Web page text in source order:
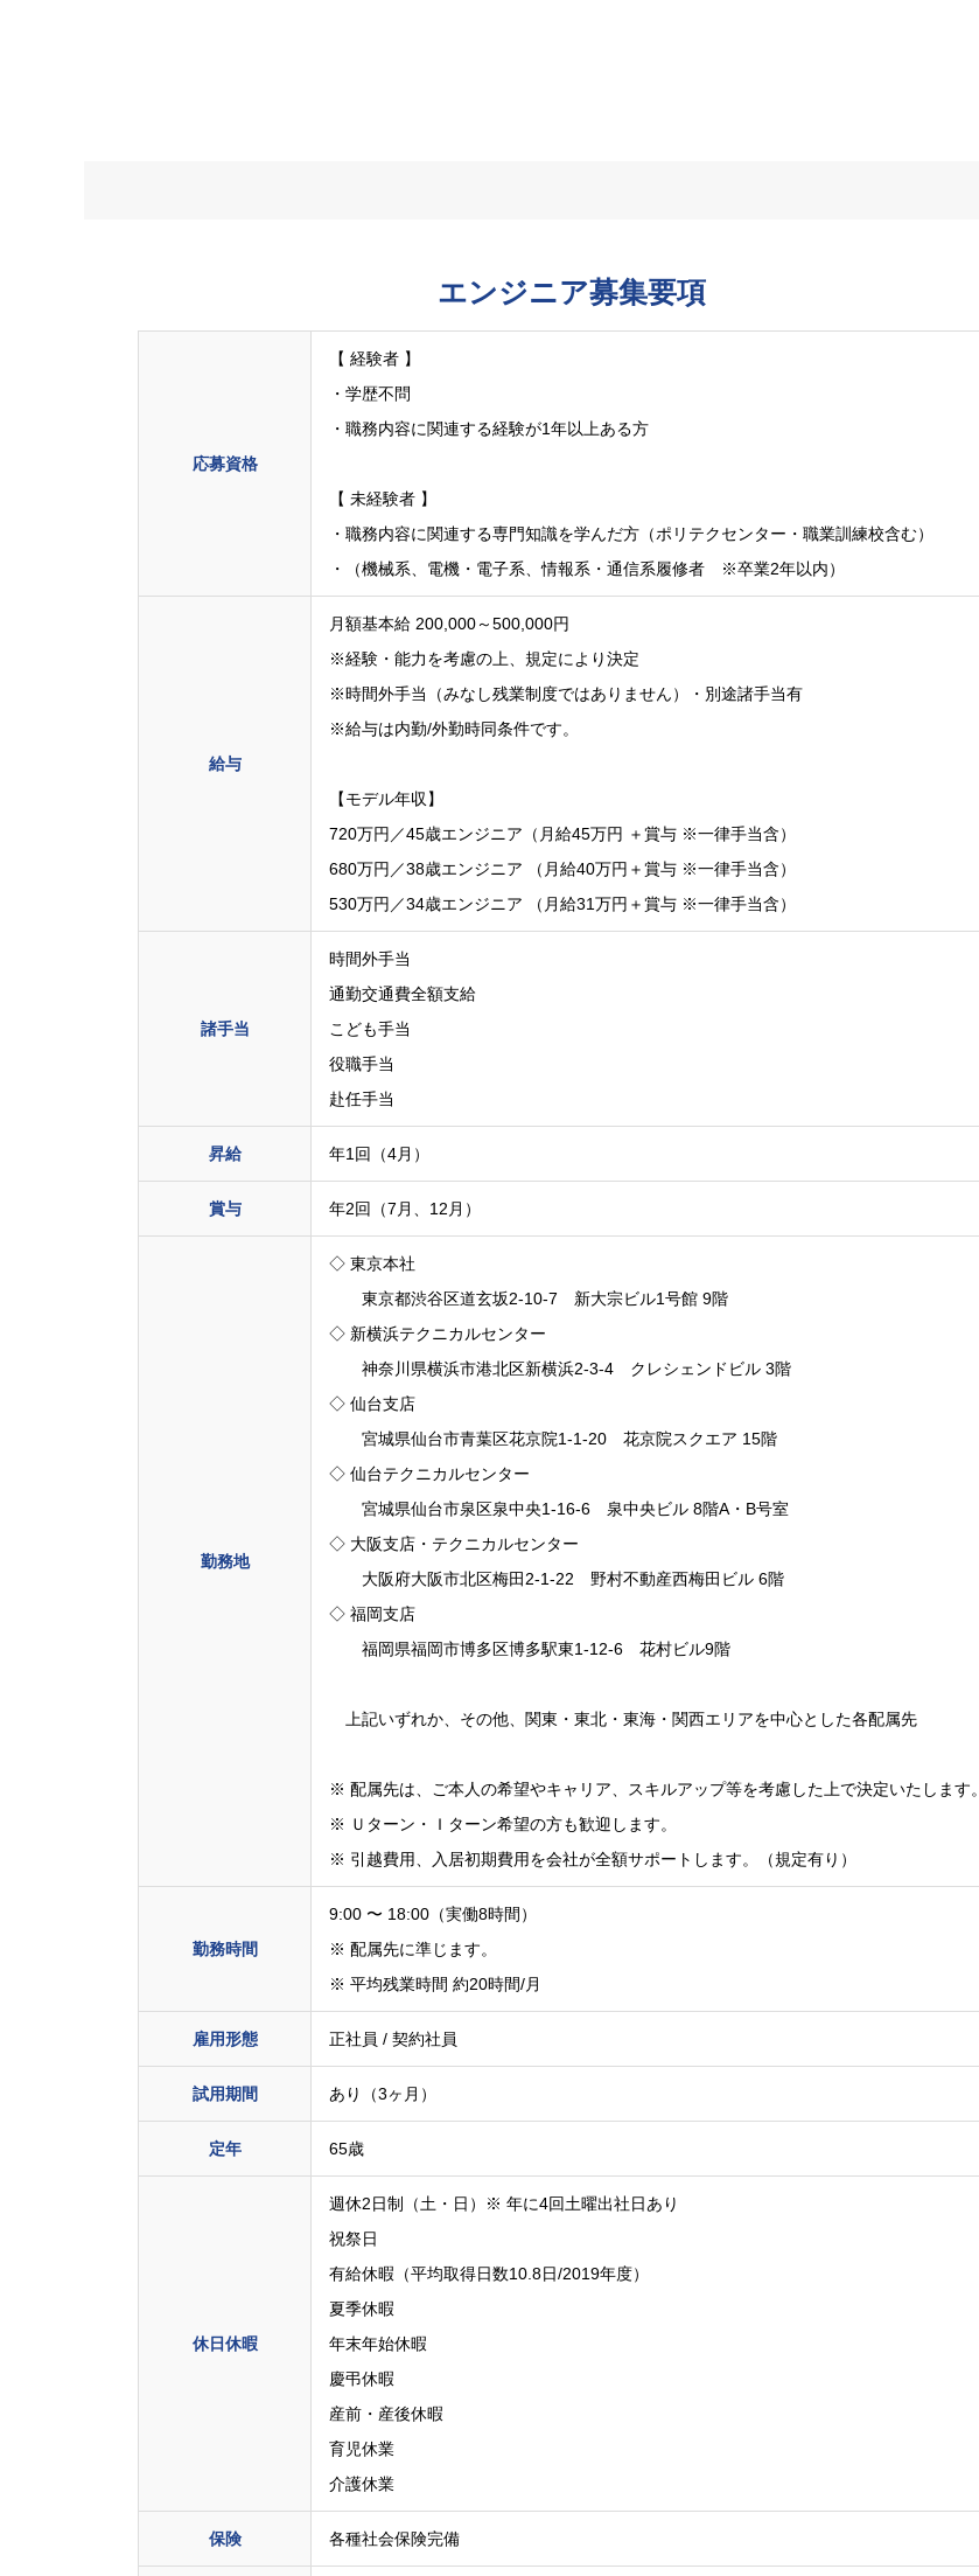
エンジニア募集要項
応募資格
【 経験者 】
・学歴不問
・職務内容に関連する経験が1年以上ある方
【 未経験者 】
・職務内容に関連する専門知識を学んだ方（ポリテクセンター・職業訓練校含む）
・（機械系、電機・電子系、情報系・通信系履修者 ※卒業2年以内）
給与
月額基本給 200,000～500,000円
※経験・能力を考慮の上、規定により決定
※時間外手当（みなし残業制度ではありません）・別途諸手当有
※給与は内勤/外勤時同条件です。
【モデル年収】
720万円／45歳エンジニア（月給45万円 ＋賞与 ※一律手当含）
680万円／38歳エンジニア （月給40万円＋賞与 ※一律手当含）
530万円／34歳エンジニア （月給31万円＋賞与 ※一律手当含）
諸手当
時間外手当
通勤交通費全額支給
こども手当
役職手当
赴任手当
昇給 年1回（4月）
賞与 年2回（7月、12月）
勤務地
◇ 東京本社
東京都渋谷区道玄坂2-10-7 新大宗ビル1号館 9階
◇ 新横浜テクニカルセンター
神奈川県横浜市港北区新横浜2-3-4 クレシェンドビル 3階
◇ 仙台支店
宮城県仙台市青葉区花京院1-1-20 花京院スクエア 15階
◇ 仙台テクニカルセンター
宮城県仙台市泉区泉中央1-16-6 泉中央ビル 8階A・B号室
◇ 大阪支店・テクニカルセンター
大阪府大阪市北区梅田2-1-22 野村不動産西梅田ビル 6階
◇ 福岡支店
福岡県福岡市博多区博多駅東1-12-6 花村ビル9階
上記いずれか、その他、関東・東北・東海・関西エリアを中心とした各配属先
※ 配属先は、ご本人の希望やキャリア、スキルアップ等を考慮した上で決定いたします。
※ Ｕターン・Ｉターン希望の方も歓迎します。
※ 引越費用、入居初期費用を会社が全額サポートします。（規定有り）
勤務時間
9:00 〜 18:00（実働8時間）
※ 配属先に準じます。
※ 平均残業時間 約20時間/月
雇用形態 正社員 / 契約社員
試用期間 あり（3ヶ月）
定年 65歳
休日休暇
週休2日制（土・日）※ 年に4回土曜出社日あり
祝祭日
有給休暇（平均取得日数10.8日/2019年度）
夏季休暇
年末年始休暇
慶弔休暇
産前・産後休暇
育児休業
介護休業
保険 各種社会保険完備